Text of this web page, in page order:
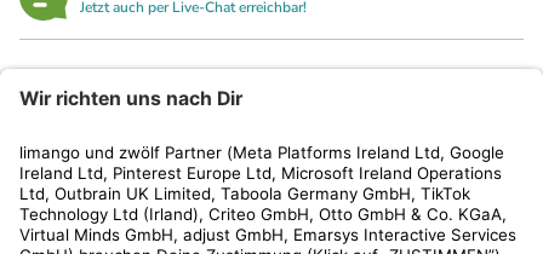
Jetzt auch per Live-Chat erreichbar!
Kundenservice
Shop